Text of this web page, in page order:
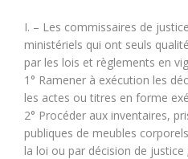
I. – Les commissaires de
ministériels qui ont seuls
par les lois et règlements en
1° Ramener à exécution les
les actes ou titres en forme
2° Procéder aux inventaires,
publiques de meubles
la loi ou par décision de justice ;